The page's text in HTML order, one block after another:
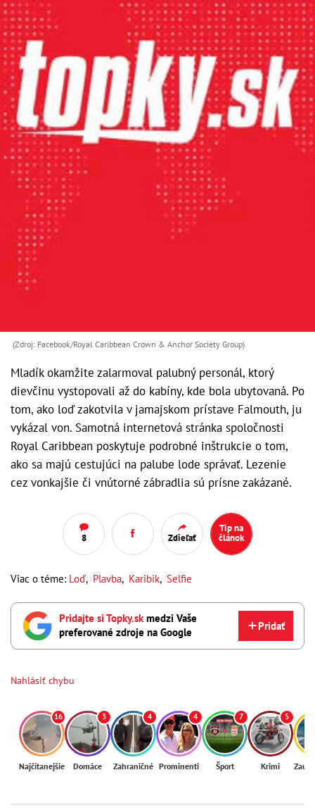
(Zdroj: Facebook/Royal Caribbean Crown & Anchor Society Group)
Mladík okamžite zalarmoval palubný personál, ktorý
dievčinu vystopovali až do kabíny, kde bola ubytovaná. Po
tom, ako loď zakotvila v jamajskom prístave Falmouth, ju
vykázal von. Samotná internetová stránka spoločnosti
Royal Caribbean poskytuje podrobné inštrukcie o tom,
ako sa majú cestujúci na palube lode správať. Lezenie
cez vonkajšie či vnútorné zábradlia sú prísne zakázané.
8 Zdieľať
Tip na
článok
Viac o téme: Loď, Plavba, Karibik, Selfie
Pridajte si Topky.skmedzi Vaše
preferované zdroje na Google
Pridať
Nahlásiť chybu
16
Najčítanejšie
3
Domáce
4
Zahraničné
4
Prominenti
7
Šport
5
Krimi